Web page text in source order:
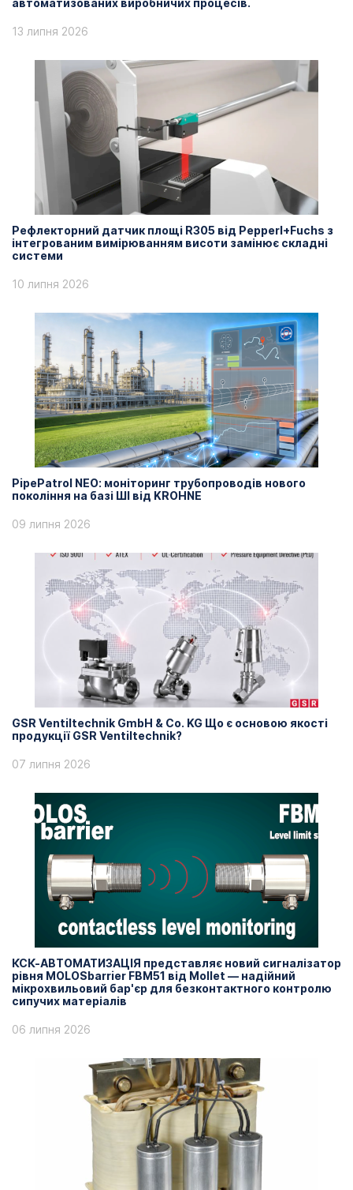
автоматизованих виробничих процесів.
13 липня 2026
Рефлекторний датчик площі R305 від Pepperl+Fuchs з
інтегрованим вимірюванням висоти замінює складні
системи
10 липня 2026
PipePatrol NEO: моніторинг трубопроводів нового
покоління на базі ШІ від KROHNE
09 липня 2026
GSR Ventiltechnik GmbH & Co. KG Що є основою якості
продукції GSR Ventiltechnik?
07 липня 2026
КСК-АВТОМАТИЗАЦІЯ представляє новий сигналізатор
рівня MOLOSbarrier FBM51 від Mollet — надійний
мікрохвильовий бар'єр для безконтактного контролю
сипучих матеріалів
06 липня 2026